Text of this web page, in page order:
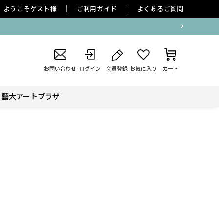
ようこそゲスト様 ご利用ガイド よくあるご質問
お問い合わせ ログイン 会員登録 お気に入り カート
藝大アートプラザ